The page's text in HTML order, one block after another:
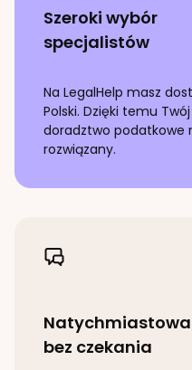
Szeroki wybór
specjalistów
Na LegalHelp masz
Polski. Dzięki temu
doradztwo podatkowe
rozwiązany.
bez czekania